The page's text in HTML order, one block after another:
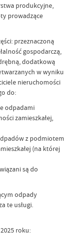
produkcyjne,
prowadzące
przeznaczoną
gospodarczą,
dodatkową
w wyniku
nieruchomości
do:
odpadami
zamieszkałej,
z podmiotem
(na której
są do
odpady
te usługi.
roku: